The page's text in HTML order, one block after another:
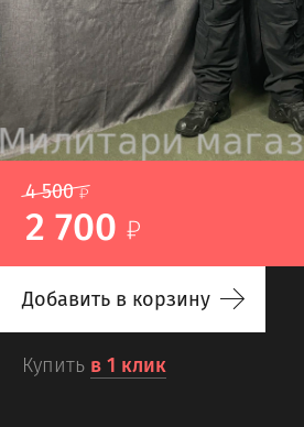
4 500
2 700
Добавить в корзину
Купить в 1 клик